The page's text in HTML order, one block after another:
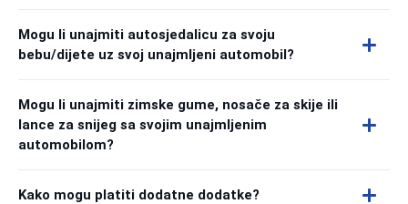
Mogu li unajmiti autosjedalicu za svoju
bebu/dijete uz svoj unajmljeni automobil?
Mogu li unajmiti zimske gume, nosače za skije ili
lance za snijeg sa svojim unajmljenim
automobilom?
Kako mogu platiti dodatne dodatke?